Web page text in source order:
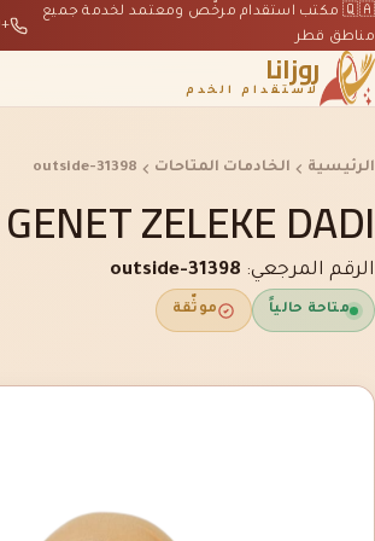
🇶🇦 مكتب استقدام مرخّص ومعتمد لخدمة جميع
مناطق قطر
+97444537000
روزانا
لاستقدام الخدم
الرئيسية الخادمات المتاحات outside-31398
GENET ZELEKE DADI
الرقم المرجعي: outside-31398
متاحة حالياً موثّقة